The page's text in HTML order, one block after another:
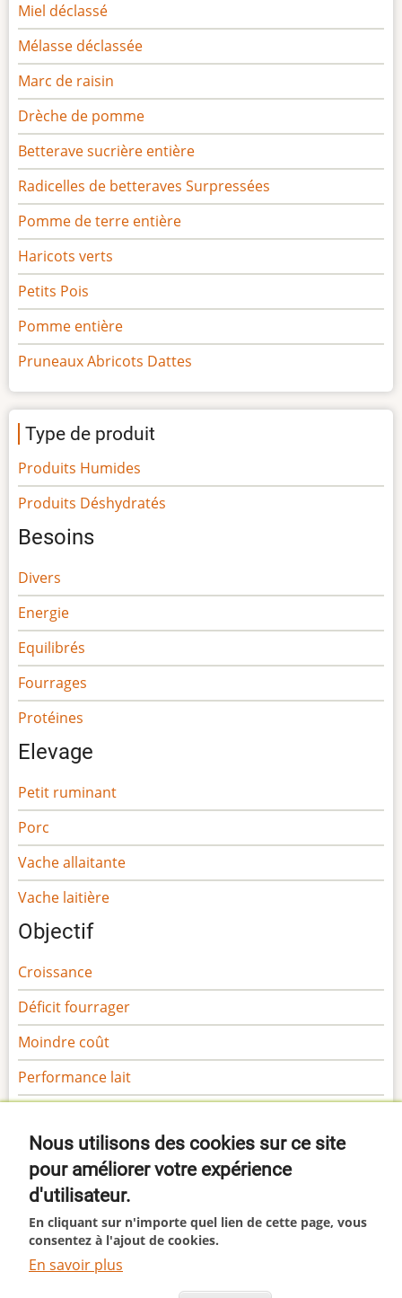
Miel déclassé
Mélasse déclassée
Marc de raisin
Drèche de pomme
Betterave sucrière entière
Radicelles de betteraves Surpressées
Pomme de terre entière
Haricots verts
Petits Pois
Pomme entière
Pruneaux Abricots Dattes
Type de produit
Produits Humides
Produits Déshydratés
Besoins
Divers
Energie
Equilibrés
Fourrages
Protéines
Elevage
Petit ruminant
Porc
Vache allaitante
Vache laitière
Objectif
Croissance
Déficit fourrager
Moindre coût
Performance lait
Sécurité
Gamme Margaron
Gamme Marga
This site uses cookies. By continuing to browse the site
Nous utilisons des cookies sur ce site
pour améliorer votre expérience
d'utilisateur.
En cliquant sur n'importe quel lien de cette page, vous
consentez à l'ajout de cookies.
En savoir plus